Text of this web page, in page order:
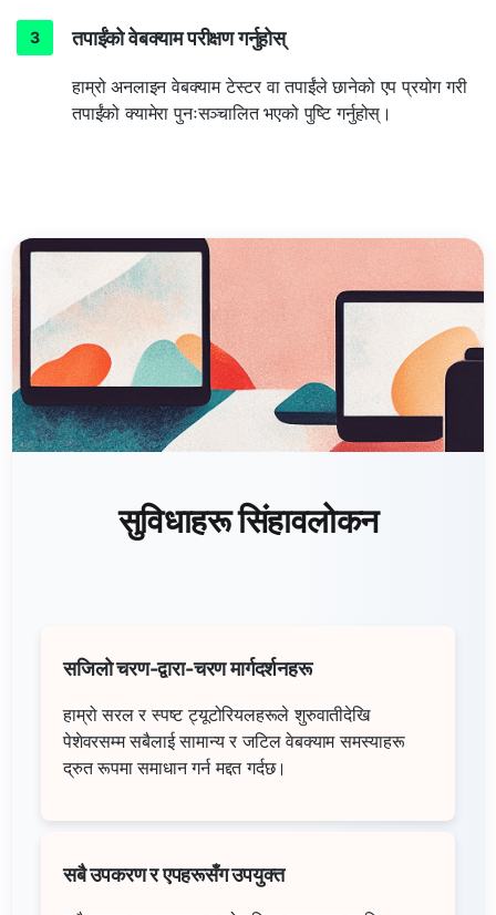
तपाईंको वेबक्याम परीक्षण गर्नुहोस्
हाम्रो अनलाइन वेबक्याम टेस्टर वा तपाईंले छानेको एप प्रयोग गरी
तपाईंको क्यामेरा पुनःसञ्चालित भएको पुष्टि गर्नुहोस्।
सुविधाहरू सिंहावलोकन
सजिलो चरण-द्वारा-चरण मार्गदर्शनहरू
हाम्रो सरल र स्पष्ट ट्यूटोरियलहरूले शुरुवातीदेखि
पेशेवरसम्म सबैलाई सामान्य र जटिल वेबक्याम समस्याहरू
द्रुत रूपमा समाधान गर्न मद्दत गर्दछ।
सबै उपकरण र एपहरूसँग उपयुक्त